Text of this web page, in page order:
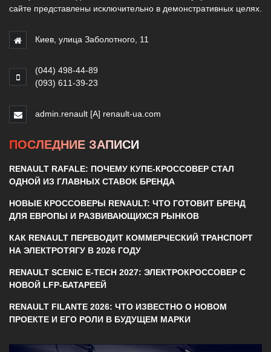
сайте представлены исключительно в демонстративных целях.
Киев, улица Заболотного, 11
(044) 498-44-89
(093) 611-39-23
admin.renault [A] renault-ua.com
ПОСЛЕДНИЕ ЗАПИСИ
RENAULT RAFALE: ПОЧЕМУ КУПЕ-КРОССОВЕР СТАЛ
ОДНОЙ ИЗ ГЛАВНЫХ СТАВОК БРЕНДА
НОВЫЕ КРОССОВЕРЫ RENAULT: ЧТО ГОТОВИТ БРЕНД
ДЛЯ ЕВРОПЫ И РАЗВИВАЮЩИХСЯ РЫНКОВ
КАК RENAULT ПЕРЕВОДИТ КОММЕРЧЕСКИЙ ТРАНСПОРТ
НА ЭЛЕКТРОТЯГУ В 2026 ГОДУ
RENAULT SCENIC E-TECH 2027: ЭЛЕКТРОКРОССОВЕР С
НОВОЙ LFP-БАТАРЕЕЙ
RENAULT FILANTE 2026: ЧТО ИЗВЕСТНО О НОВОМ
ПРОЕКТЕ И ЕГО РОЛИ В БУДУЩЕМ МАРКИ